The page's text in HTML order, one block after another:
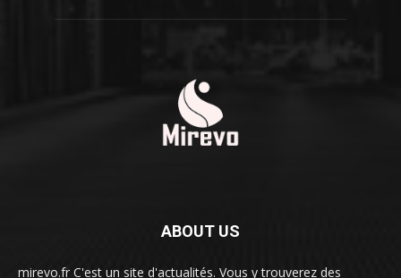
ABOUT US
mirevo.fr C'est un site d'actualités. Vous y trouverez des